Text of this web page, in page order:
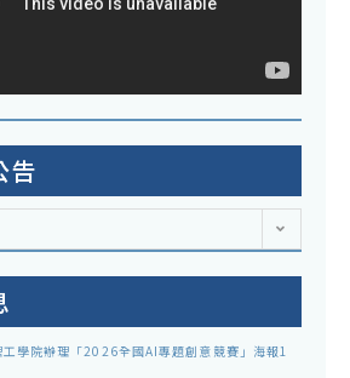
告
學院辦理「2026全國AI專題創意競賽」海報1